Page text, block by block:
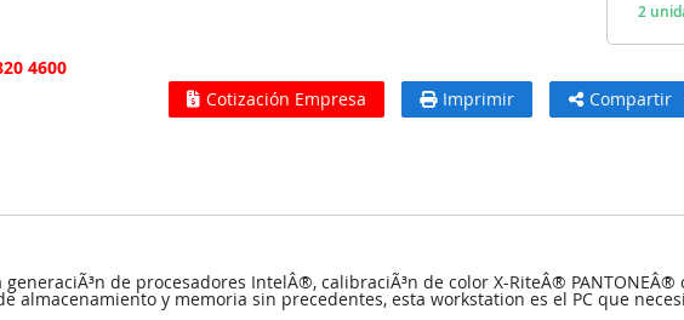
4600
2
Cotización Empresa Imprimir Compartir
de procesadores IntelÂ®, calibraciÃ³n de color X-RiteÂ®
almacenamiento y memoria sin precedentes, esta workstation es el PC que